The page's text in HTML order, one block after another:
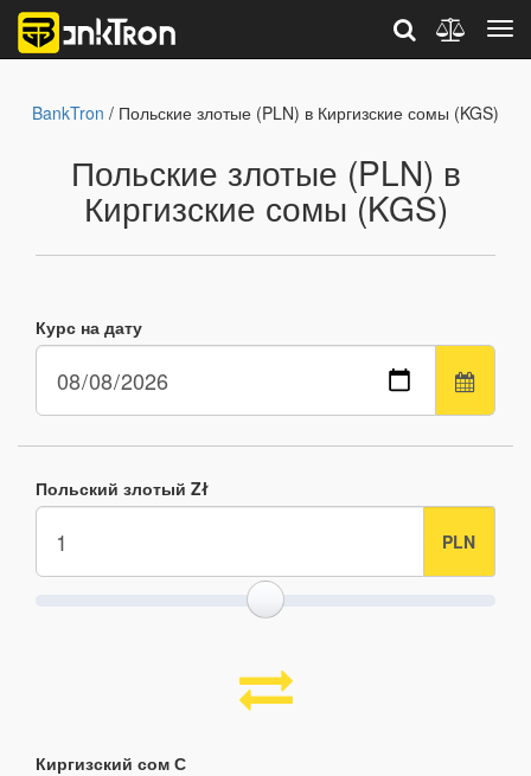
BankTron / Польские злотые (PLN) в Киргизские сомы (KGS)
Польские злотые (PLN) в
Киргизские сомы (KGS)
Курс на дату
Польский злотый Zł
Киргизский сом С